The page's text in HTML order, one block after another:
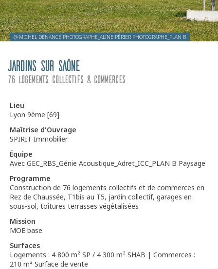
@ MICHEL DENANCÉ PHOTOGRAPHE_ALINE PÉRIER PHOTOGRAPHE_PLAN B
Jardins sur Saône
76 logements collectifs & commerces
Lieu
Lyon 9ème [69]
Maîtrise d'Ouvrage
SPIRIT Immobilier
Équipe
Avec GEC_RBS_Génie Acoustique_Adret_ICC_PLAN B Paysage
Programme
Construction de 76 logements collectifs et de commerces en
Rez de Chaussée, T1bis au T5, jardin collectif, garages en
sous-sol, toitures terrasses végétalisées
Mission
MOE base
Surfaces
Logements : 4 800 m² SP / 4 300 m² SHAB | Commerces :
210 m² Surface de vente